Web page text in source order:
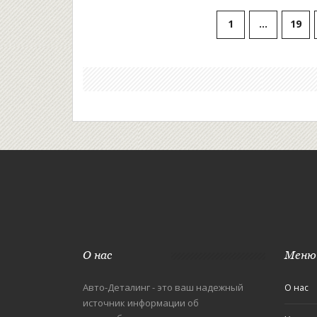
увеличению их срока службы. Также уделено
внимание отличительным особенностям
1 … 19
О нас
Авто-Деталинг - это ваш надежный
источник информации об
Меню
О нас